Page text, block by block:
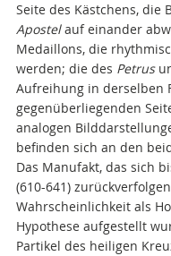
Seite des Kästchens, die
Apostelauf einander
Medaillons, die
werden; die des Petrus
Aufreihung in derselben
gegenüberliegenden
analogen
befinden sich an den
Das Manufakt, das sich
(610-641)
Wahrscheinlichkeit als
Hypothese aufgestellt
Partikel des heiligen